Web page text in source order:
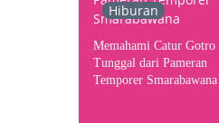
Hiburan
Memahami Catur Gotro
Tunggal dari Pameran
Temporer Smarabawana